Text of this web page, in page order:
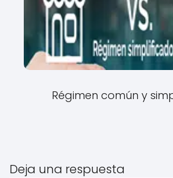
Régimen común y
Deja una respuesta